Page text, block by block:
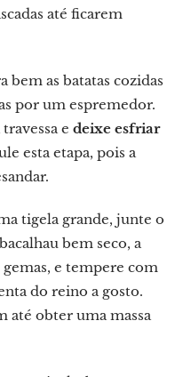
até ficarem
bem as batatas cozidas
por um espremedor.
e deixe esfriar
esta etapa, pois a
tigela grande, junte o
bem seco, a
gemas, e tempere com
do reino a gosto.
obter uma massa